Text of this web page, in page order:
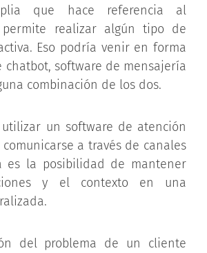
que hace referencia al
realizar algún tipo de
Eso podría venir en forma
chatbot, software de mensajería
combinación de los dos.
un software de atención
a través de canales
es la posibilidad de mantener
y el contexto en una
del problema de un cliente